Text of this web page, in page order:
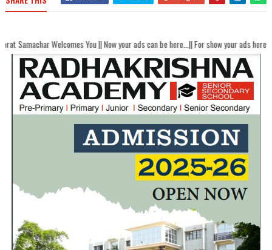
You || Now your ads can be here...|| For show your ads here contact